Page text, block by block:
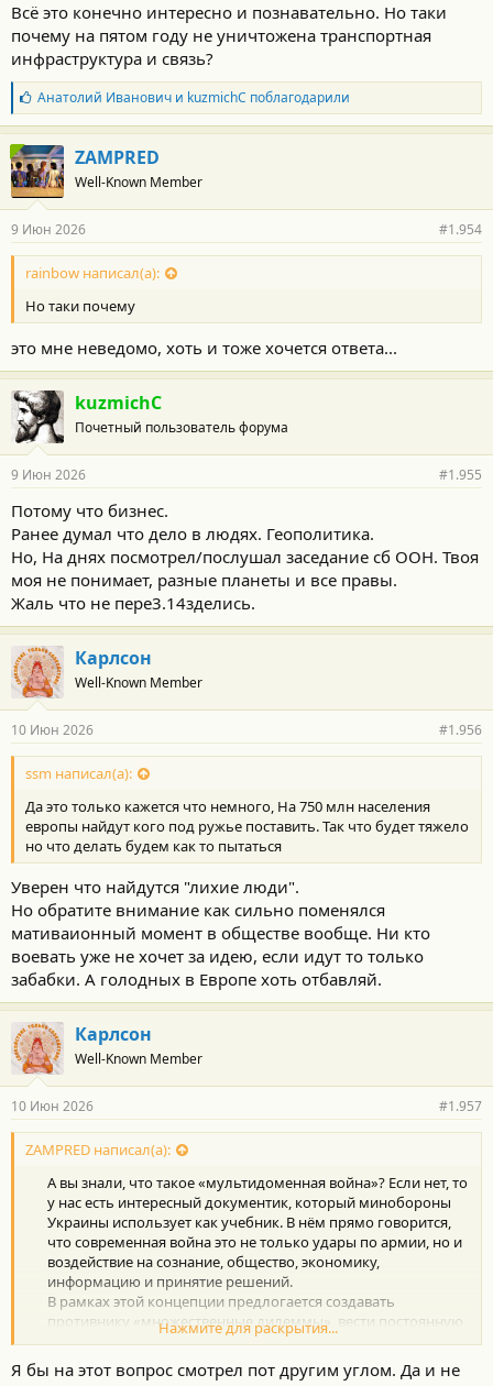
с
т
и
:
Всё это конечно интересно и познавательно. Но таки
почему на пятом году не уничтожена транспортная
инфраструктура и связь?
Б
л
а
г
о
д
а
н
о
с
и
:
Анатолий Ивановичи kuzmichC поблагодарили
ZAMPRED
Well-Known Member
9 Июн 2026 #1.954
rainbow написал(а):
Но таки почему
это мне неведомо, хоть и тоже хочется ответа...
kuzmichC
Почетный пользователь форума
9 Июн 2026 #1.955
Потому что бизнес.
Ранее думал что дело в людях. Геополитика.
Но, На днях посмотрел/послушал заседание сб ООН. Твоя
моя не понимает, разные планеты и все правы.
Жаль что не пере3.14зделись.
Карлсон
Well-Known Member
10 Июн 2026 #1.956
ssm написал(а):
Да это только кажется что немного, На 750 млн населения
европы найдут кого под ружье поставить. Так что будет тяжело
но что делать будем как то пытаться
Уверен что найдутся "лихие люди".
Но обратите внимание как сильно поменялся
мативаионный момент в обществе вообще. Ни кто
воевать уже не хочет за идею, если идут то только
забабки. А голодных в Европе хоть отбавляй.
Карлсон
Well-Known Member
10 Июн 2026 #1.957
ZAMPRED написал(а):
А вы знали, что такое «мультидоменная война»? Если нет, то
у нас есть интересный документик, который минобороны
Украины использует как учебник. В нём прямо говорится,
что современная война это не только удары по армии, но и
воздействие на сознание, общество, экономику,
информацию и принятие решений.​
В рамках этой концепции предлогается создавать
противнику «множественные дилеммы», вести постоянную
борьбу ниже порога открытой войны и добиваться
«когнитивного превосходства». Проще говоря влиять на
восприятие людей, управлять информационной средой и
Нажмите для раскрытия...
Я бы на этот вопрос смотрел пот другим углом. Да и не